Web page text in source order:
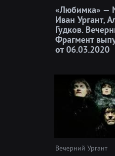
«Любимка» —
Иван Ургант,
Гудков.
Фрагмент
от 06.03.2020
Вечерний Ургант